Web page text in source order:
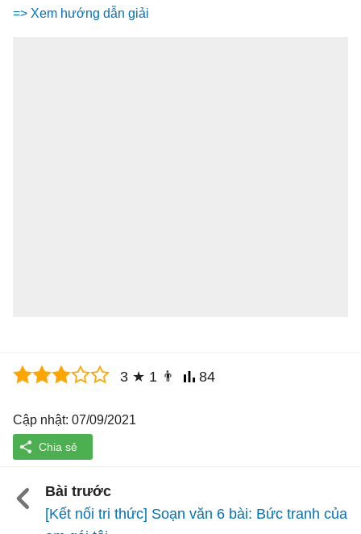
=> Xem hướng dẫn giải
3 ★ 1 👨 84
Cập nhật: 07/09/2021
Bài trước
[Kết nối tri thức] Soạn văn 6 bài: Bức tranh của